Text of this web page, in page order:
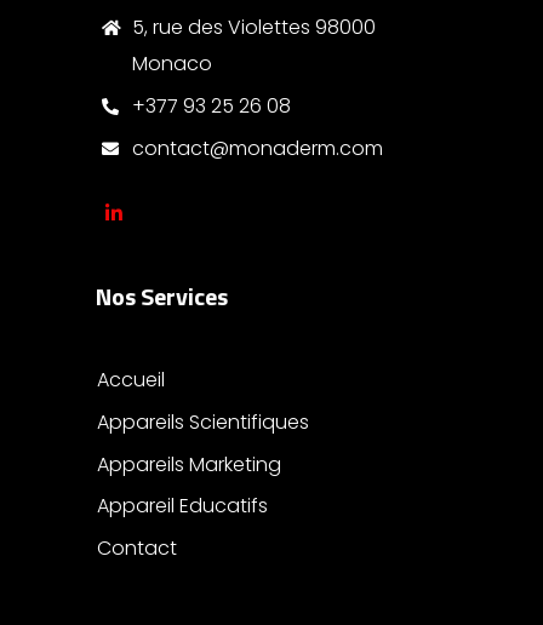
5, rue des Violettes 98000
Monaco
+377 93 25 26 08
contact@monaderm.com
Nos Services
Accueil
Appareils Scientifiques
Appareils Marketing
Appareil Educatifs
Contact